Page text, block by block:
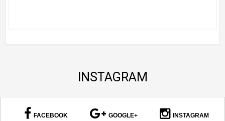
INSTAGRAM
FACEBOOK GOOGLE+ INSTAGRAM